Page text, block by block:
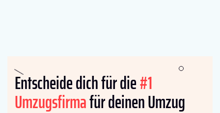
Entscheide dich für die#1
Umzugsfirmafür deinen Umzug